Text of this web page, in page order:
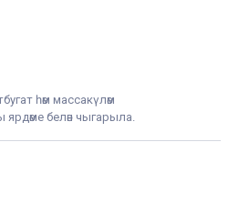
һәм массакүләм
белән чыгарыла.